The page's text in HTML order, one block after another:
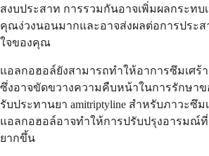
สงบประสาท การรวมกันอาจเพิ่มผลกระทบ
คุณง่วงนอนมากและอาจส่งผลต่อการประ
ใจของคุณ
แอลกอฮอล์ยังสามารถทำให้อาการซึมเศร้
ซึ่งอาจขัดขวางความคืบหน้าในการรักษา
รับประทานยา amitriptyline สำหรับภาวะซึม
แอลกอฮอล์อาจทำให้การปรับปรุงอารมณ์
ยากขึ้น